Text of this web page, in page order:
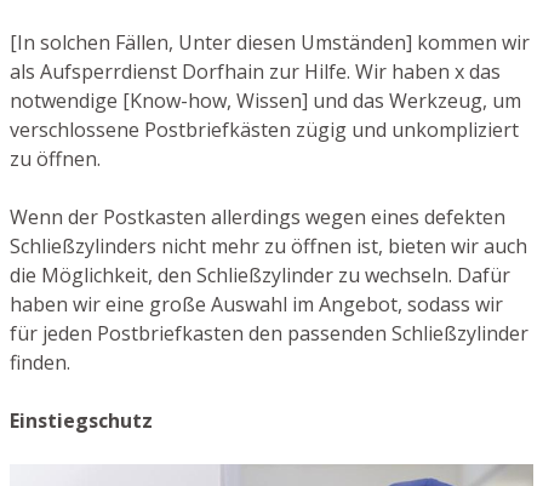
[In solchen Fällen, Unter diesen Umständen] kommen wir
als Aufsperrdienst Dorfhain zur Hilfe. Wir haben x das
notwendige [Know-how, Wissen] und das Werkzeug, um
verschlossene Postbriefkästen zügig und unkompliziert
zu öffnen.
Wenn der Postkasten allerdings wegen eines defekten
Schließzylinders nicht mehr zu öffnen ist, bieten wir auch
die Möglichkeit, den Schließzylinder zu wechseln. Dafür
haben wir eine große Auswahl im Angebot, sodass wir
für jeden Postbriefkasten den passenden Schließzylinder
finden.
Einstiegschutz